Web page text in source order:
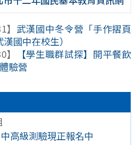
高級測驗現正報名中
武漢國中冬令營「⼿作摺⾴
國中在校生）
【學生職群試探】開平餐飲
驗營